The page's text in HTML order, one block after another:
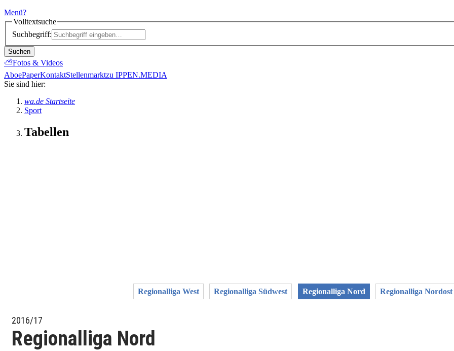
Menü?
Volltextsuche
Suchbegriff:
Suchen
⛅Fotos & Videos
AboePaperKontaktStellenmarktzu IPPEN.MEDIA
Sie sind hier:
wa.de Startseite
Sport
Tabellen
Regionalliga West Regionalliga Südwest Regionalliga Nord Regionalliga Nordost
2016/17
Regionalliga Nord